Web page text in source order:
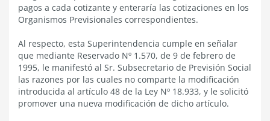
pagos a cada cotizante y enteraría las cotizaciones en los
Organismos Previsionales correspondientes.
Al respecto, esta Superintendencia cumple en señalar
que mediante Reservado Nº 1.570, de 9 de febrero de
1995, le manifestó al Sr. Subsecretario de Previsión Social
las razones por las cuales no comparte la modificación
introducida al artículo 48 de la Ley Nº 18.933, y le solicitó
promover una nueva modificación de dicho artículo.